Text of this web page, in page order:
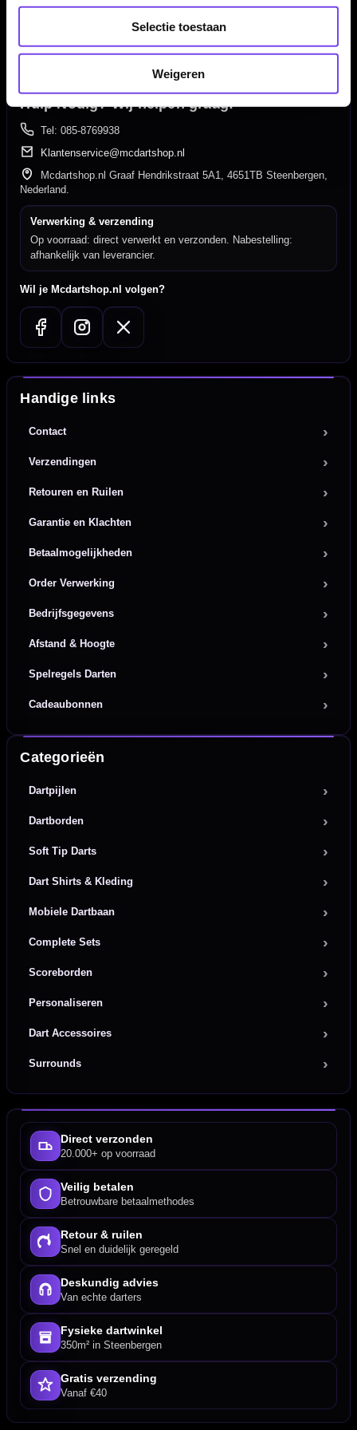
Selectie toestaan
Weigeren
350m² fysieke dartwinkel
Deskundig advies van echte darters
Gratis verzending vanaf €40
Hulp Nodig? Wij helpen graag!
Tel: 085-8769938
Klantenservice@mcdartshop.nl
Mcdartshop.nl Graaf Hendrikstraat 5A1, 4651TB Steenbergen,
Nederland.
Verwerking & verzending
Op voorraad: direct verwerkt en verzonden. Nabestelling:
afhankelijk van leverancier.
Wil je Mcdartshop.nl volgen?
Handige links
Contact
Verzendingen
Retouren en Ruilen
Garantie en Klachten
Betaalmogelijkheden
Order Verwerking
Bedrijfsgegevens
Afstand & Hoogte
Spelregels Darten
Cadeaubonnen
Categorieën
Dartpijlen
Dartborden
Soft Tip Darts
Dart Shirts & Kleding
Mobiele Dartbaan
Complete Sets
Scoreborden
Personaliseren
Dart Accessoires
Surrounds
Direct verzonden
20.000+ op voorraad
Veilig betalen
Betrouwbare betaalmethodes
Retour & ruilen
Snel en duidelijk geregeld
Deskundig advies
Van echte darters
Fysieke dartwinkel
350m² in Steenbergen
Gratis verzending
Vanaf €40